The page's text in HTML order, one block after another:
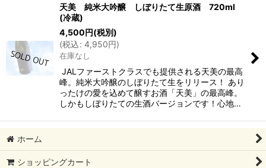
天美 純米大吟醸 しぼりたて生原酒 720ml
(冷蔵)
4,500円(税別)
(税込: 4,950円)
在庫なし
JALファーストクラスでも提供される天美の最高
峰。純米大吟醸のしぼりたて生をリリース！ あり
ったけの愛を込めて醸すお酒「天美」の最高峰。
しかもしぼりたての生酒バージョンです！心地…
ホーム
ショッピングカート